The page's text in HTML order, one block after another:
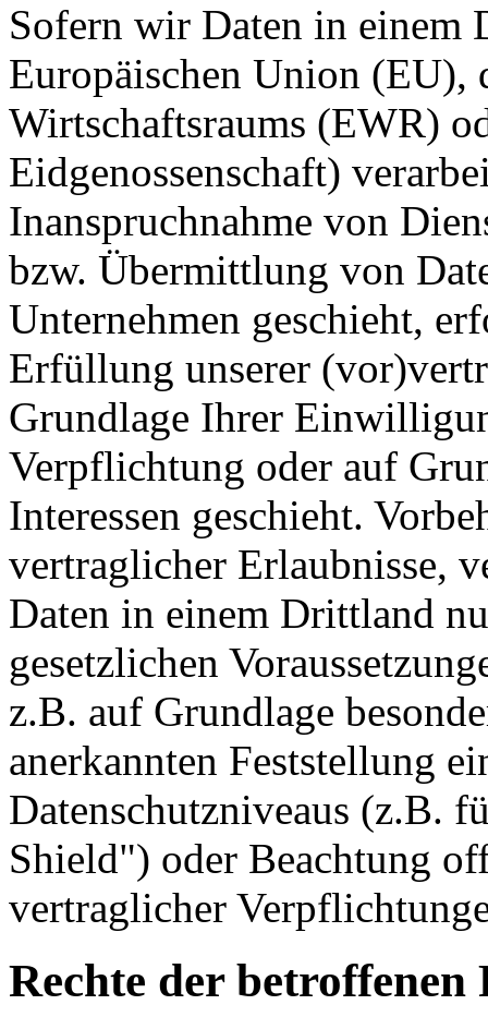
Sofern wir Daten in einem
Europäischen Union (EU),
Wirtschaftsraums (EWR)
Eidgenossenschaft)
Inanspruchnahme von
bzw. Übermittlung von
Unternehmen geschieht,
Erfüllung unserer
Grundlage Ihrer
Verpflichtung oder auf
Interessen geschieht.
vertraglicher Erlaubnisse,
Daten in einem Drittland
gesetzlichen
z.B. auf Grundlage
anerkannten Feststellung
Datenschutzniveaus (z.B.
Shield") oder Beachtung
vertraglicher
Rechte der betroffenen